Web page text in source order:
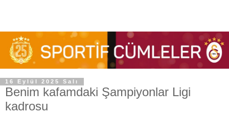
16 Eylül 2025 Salı
Benim kafamdaki Şampiyonlar Ligi
kadrosu